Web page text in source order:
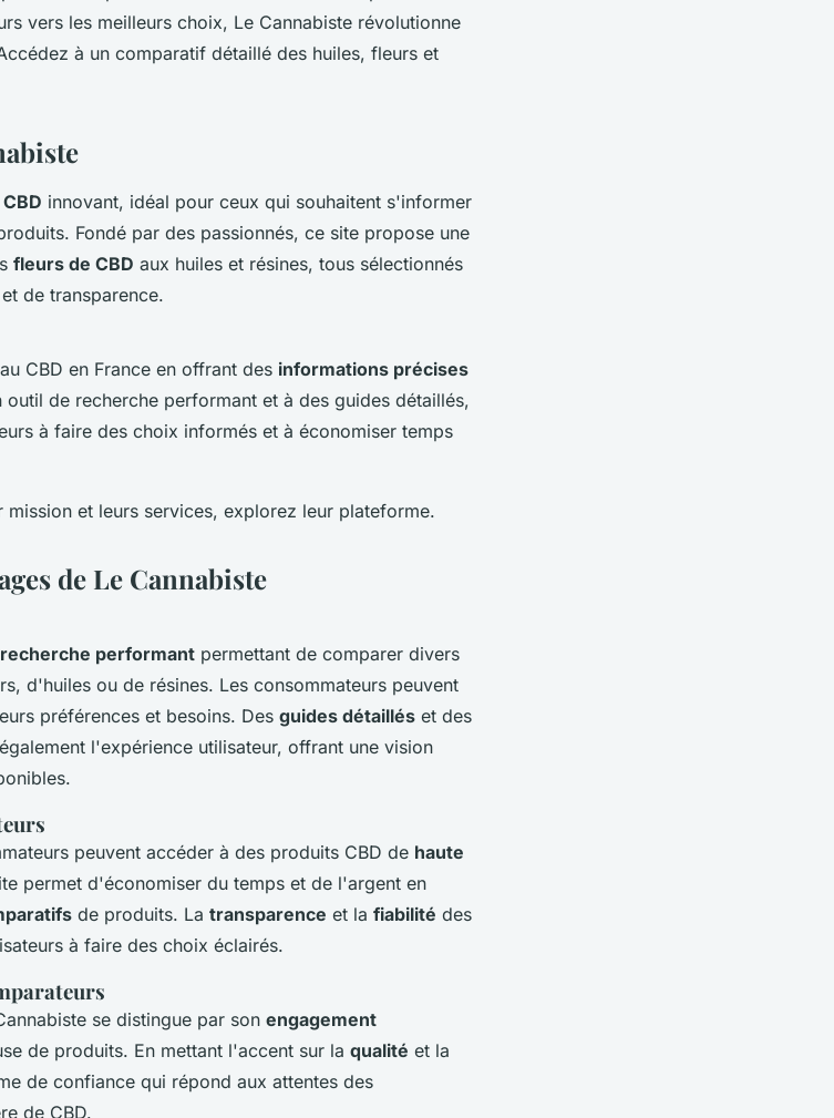
vers les meilleurs choix, Le Cannabiste révolutionne
à un comparatif détaillé des huiles, fleurs et
innovant, idéal pour ceux qui souhaitent s'informer
Fondé par des passionnés, ce site propose une
fleurs de CBD aux huiles et résines, tous sélectionnés
de transparence.
CBD en France en offrant des informations précises
de recherche performant et à des guides détaillés,
à faire des choix informés et à économiser temps
mission et leurs services, explorez leur plateforme.
de Le Cannabiste
performant permettant de comparer divers
d'huiles ou de résines. Les consommateurs peuvent
préférences et besoins. Des guides détaillés et des
l'expérience utilisateur, offrant une vision
peuvent accéder à des produits CBD de haute
permet d'économiser du temps et de l'argent en
de produits. La transparence et la fiabilité des
à faire des choix éclairés.
se distingue par son engagement
de produits. En mettant l'accent sur la qualité et la
de confiance qui répond aux attentes des
de CBD.